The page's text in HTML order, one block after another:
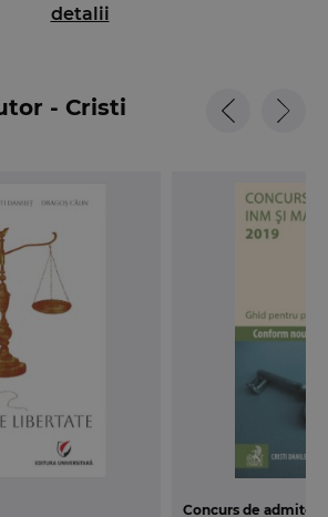
face fata cu brio tuturor
pe care il vor sustine in
auditorii de justitie si pentru
si data fiind importanta
ulterioara a unui magistrat,
poate fi utilizata ca material
judecatorii si procurorii in functie.
la zi legislatia cuprinsa in
in ceea ce priveste prevederile
in vigoare a Noului Cod penal
de procedura penala, si
detalii
- Cristi
Concurs de